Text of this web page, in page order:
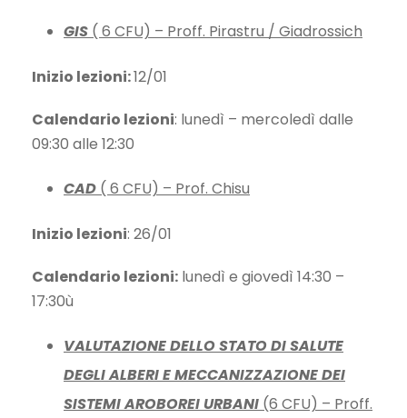
GIS ( 6 CFU) – Proff. Pirastru / Giadrossich
Inizio lezioni:12/01
Calendario lezioni: lunedì – mercoledì dalle
09:30 alle 12:30
CAD ( 6 CFU) – Prof. Chisu
Inizio lezioni: 26/01
Calendario lezioni: lunedì e giovedì 14:30 –
17:30ù
VALUTAZIONE DELLO STATO DI SALUTE
DEGLI ALBERI E MECCANIZZAZIONE DEI
SISTEMI AROBOREI URBANI (6 CFU) – Proff.